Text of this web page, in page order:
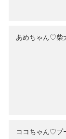
あめちゃん♡‬柴
ココちゃん♡‬プ